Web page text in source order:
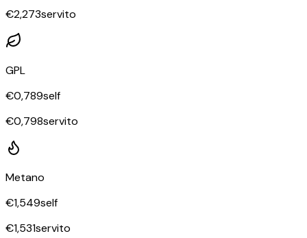
€2,273servito
GPL
€0,789self
€0,798servito
Metano
€1,549self
€1,531servito